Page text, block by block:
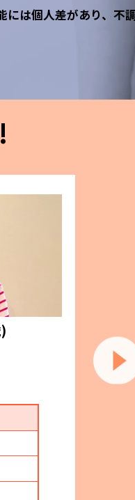
には個人差があり、不
リ、